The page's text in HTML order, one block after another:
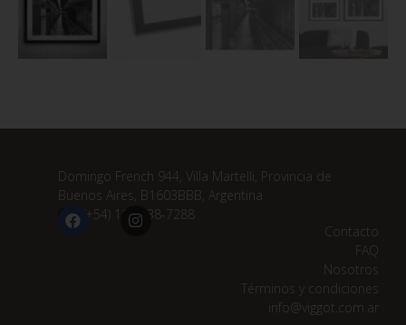
Domingo French 944, Villa Martelli, Provincia de
Buenos Aires, B1603BBB, Argentina
(+54) 11 3838-7288
Contacto
FAQ
Nosotros
Términos y condiciones
info@viggot.com.ar